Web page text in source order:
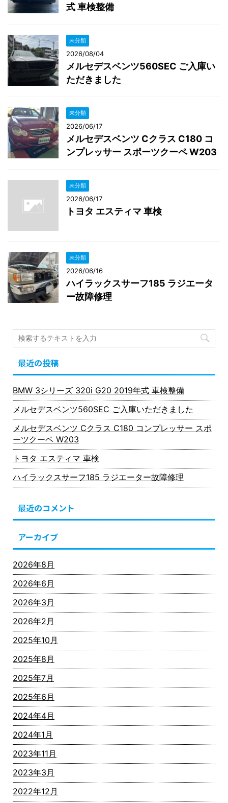
式 車検整備
未分類
2026/08/04
メルセデスベンツ560SEC ご入庫い
ただきました
未分類
2026/06/17
メルセデスベンツ Cクラス C180 コ
ンプレッサー スポーツクーペ W203
未分類
2026/06/17
トヨタ エスティマ 車検
未分類
2026/06/16
ハイラックスサーフ185 ラジエータ
ー故障修理
最近の投稿
BMW 3シリーズ 320i G20 2019年式 車検整備
メルセデスベンツ560SEC ご入庫いただきました
メルセデスベンツ Cクラス C180 コンプレッサー スポ
ーツクーペ W203
トヨタ エスティマ 車検
ハイラックスサーフ185 ラジエーター故障修理
最近のコメント
アーカイブ
2026年8月
2026年6月
2026年3月
2026年2月
2025年10月
2025年8月
2025年7月
2025年6月
2024年4月
2024年1月
2023年11月
2023年3月
2022年12月